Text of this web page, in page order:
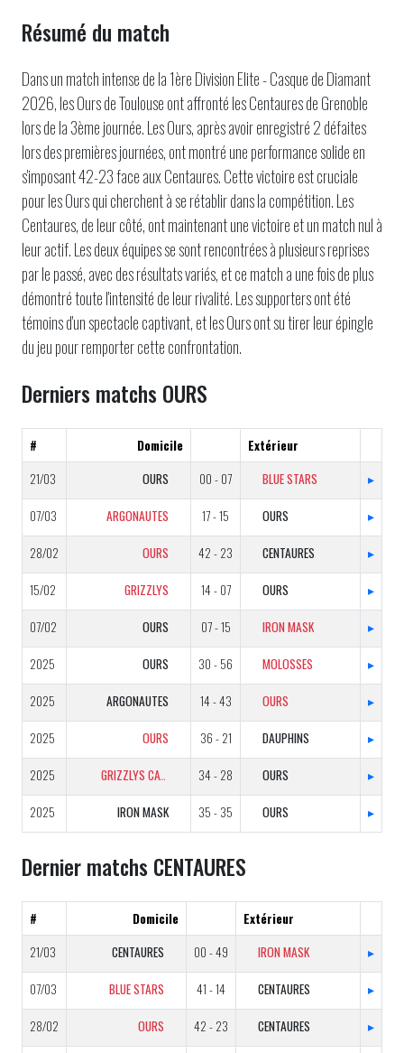
Résumé du match
Dans un match intense de la 1ère Division Elite - Casque de Diamant
2026, les Ours de Toulouse ont affronté les Centaures de Grenoble
lors de la 3ème journée. Les Ours, après avoir enregistré 2 défaites
lors des premières journées, ont montré une performance solide en
s'imposant 42-23 face aux Centaures. Cette victoire est cruciale
pour les Ours qui cherchent à se rétablir dans la compétition. Les
Centaures, de leur côté, ont maintenant une victoire et un match nul à
leur actif. Les deux équipes se sont rencontrées à plusieurs reprises
par le passé, avec des résultats variés, et ce match a une fois de plus
démontré toute l'intensité de leur rivalité. Les supporters ont été
témoins d'un spectacle captivant, et les Ours ont su tirer leur épingle
du jeu pour remporter cette confrontation.
Derniers matchs OURS
# Domicile
Extérieur
21/03
OURS 00 - 07 BLUE STARS ▸
07/03 ARGONAUTES 17 - 15 OURS ▸
28/02 OURS 42 - 23 CENTAURES ▸
15/02 GRIZZLYS 14 - 07 OURS ▸
07/02 OURS 07 - 15 IRON MASK ▸
2025 OURS 30 - 56 MOLOSSES ▸
2025 ARGONAUTES 14 - 43 OURS ▸
2025 OURS 36 - 21 DAUPHINS ▸
2025 GRIZZLYS CATALANS 34 - 28 OURS ▸
2025 IRON MASK 35 - 35 OURS ▸
Dernier matchs CENTAURES
# Domicile
Extérieur
21/03
CENTAURES 00 - 49 IRON MASK ▸
07/03 BLUE STARS 41 - 14 CENTAURES ▸
28/02 OURS 42 - 23 CENTAURES ▸